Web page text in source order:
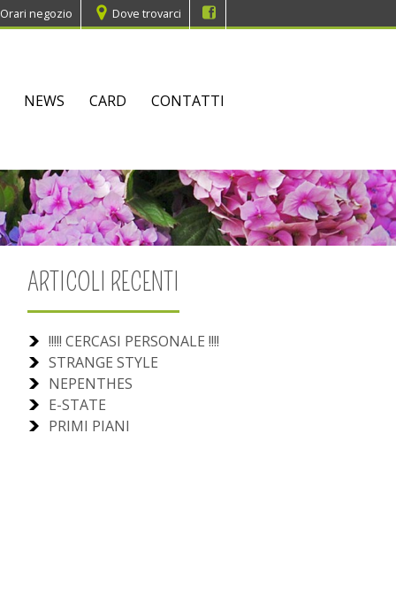
Orari negozio Dove trovarci
NEWS CARD CONTATTI
ARTICOLI RECENTI
!!!!! CERCASI PERSONALE !!!!
STRANGE STYLE
NEPENTHES
E-STATE
PRIMI PIANI